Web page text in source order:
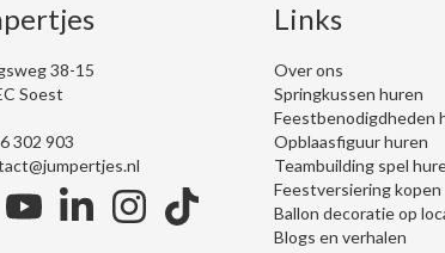
38-15
Soest
302 903
Links
Over ons
Springkussen huren
Feestbenodigdheden
Opblaasfiguur huren
Teambuilding spel
Feestversiering kopen
Ballon decoratie op
Blogs en verhalen